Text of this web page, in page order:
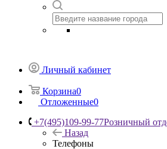
Личный кабинет
Корзина0
Отложенные0
+7(495)109-99-77Розничный
Назад
Телефоны